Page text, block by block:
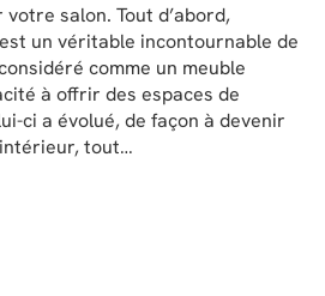
salon. Tout d’abord,
un véritable incontournable de
comme un meuble
à offrir des espaces de
ci a évolué, de façon à devenir
tout…